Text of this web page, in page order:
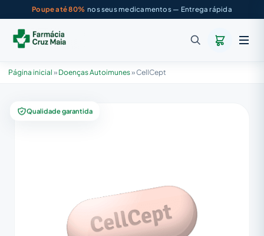
Poupe até 80% nos seus medicamentos — Entrega rápida
Página inicial » Doenças Autoimunes»CellCept
Qualidade garantida